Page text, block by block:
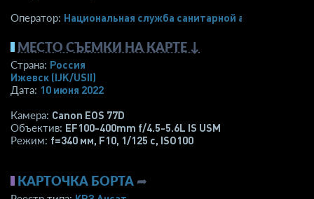
Оператор: Национальная служба санитарной авиации
МЕСТО СЪЕМКИ НА КАРТЕ ↓
Страна: Россия
Ижевск (IJK/USII)
Дата: 10 июня 2022
Камера: Canon EOS 77D
Объектив: EF100-400mm f/4.5-5.6L IS USM
Режим: f=340 мм, F10, 1/125 с, ISO100
КАРТОЧКА БОРТА ➦